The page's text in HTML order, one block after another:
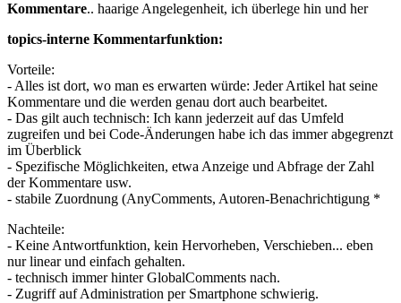
Kommentare.. haarige Angelegenheit, ich überlege hin und her
topics-interne Kommentarfunktion:
Vorteile:
- Alles ist dort, wo man es erwarten würde: Jeder Artikel hat seine
Kommentare und die werden genau dort auch bearbeitet.
- Das gilt auch technisch: Ich kann jederzeit auf das Umfeld
zugreifen und bei Code-Änderungen habe ich das immer abgegrenzt
im Überblick
- Spezifische Möglichkeiten, etwa Anzeige und Abfrage der Zahl
der Kommentare usw.
- stabile Zuordnung (AnyComments, Autoren-Benachrichtigung *
Nachteile:
- Keine Antwortfunktion, kein Hervorheben, Verschieben... eben
nur linear und einfach gehalten.
- technisch immer hinter GlobalComments nach.
- Zugriff auf Administration per Smartphone schwierig.